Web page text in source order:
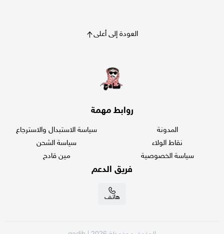
العودة إلى أعلى
روابط مهمة
المدونة
نقاط الولاء
سياسة الخصوصية
سياسة الاستبدال والاسترجاع
سياسة الشحن
مين قادح
فريق الدعم
هاتف